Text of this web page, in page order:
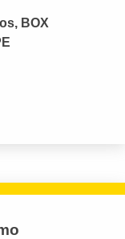
BOX